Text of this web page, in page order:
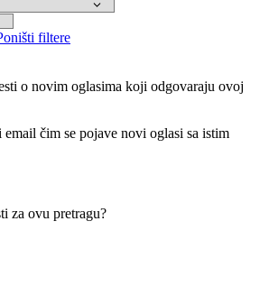
filtere
o novim oglasima koji odgovaraju ovoj
čim se pojave novi oglasi sa istim
za ovu pretragu?